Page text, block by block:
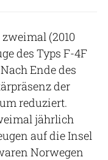
(2010
des Typs F-4F
Ende des
der
reduziert.
jährlich
auf die Insel
Norwegen